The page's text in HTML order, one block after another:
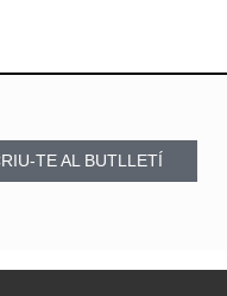
TE AL BUTLLETÍ